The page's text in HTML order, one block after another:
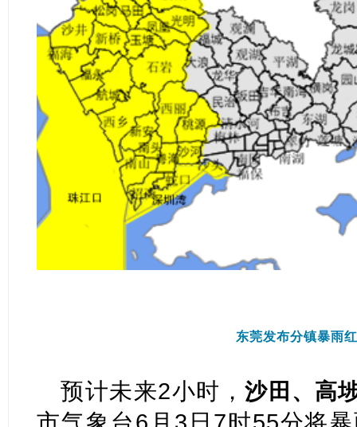
东莞发布分镇暴雨
预计未来2小时，沙田、高